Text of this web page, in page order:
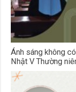
Ánh sáng không
Nhật V Thường